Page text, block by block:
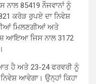
85419 ਨੌਜਵਾਨਾਂ ਨੂੰ
ਕਰੋੜ ਰੁਪਏ ਦਾ ਨਿਵੇਸ਼
ਮਿਲਣਗੀਆਂ ਅਤੇ
ਆਇਆ ਜਿਸ ਨਾਲ 3172
ਹੈ ਅਤੇ 23-24 ਫਰਵਰੀ ਨੂੰ
ਆਵੇਗਾ। ਉਨ੍ਹਾਂ ਕਿਹਾ